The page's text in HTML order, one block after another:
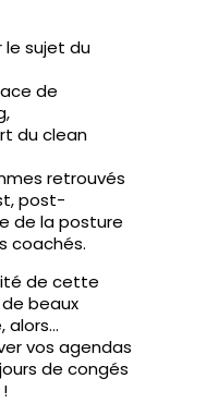
le sujet du
de
du clean
retrouvés
post-
de la posture
coachés.
de cette
beaux
alors…
vos agendas
de congés